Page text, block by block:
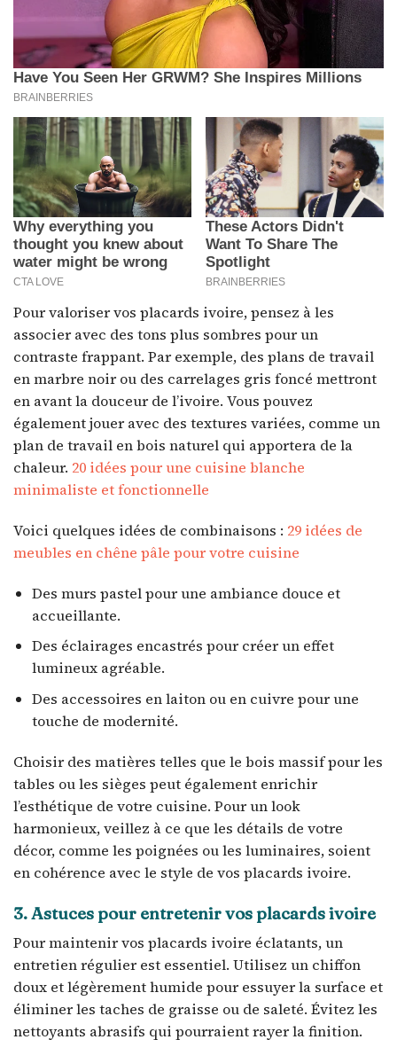
Pour valoriser vos placards ivoire, pensez à les
associer avec des tons plus sombres pour un
contraste frappant. Par exemple, des plans de travail
en marbre noir ou des carrelages gris foncé mettront
en avant la douceur de l’ivoire. Vous pouvez
également jouer avec des textures variées, comme un
plan de travail en bois naturel qui apportera de la
chaleur. 20 idées pour une cuisine blanche
minimaliste et fonctionnelle
Voici quelques idées de combinaisons : 29 idées de
meubles en chêne pâle pour votre cuisine
Des murs pastel pour une ambiance douce et
accueillante.
Des éclairages encastrés pour créer un effet
lumineux agréable.
Des accessoires en laiton ou en cuivre pour une
touche de modernité.
Choisir des matières telles que le bois massif pour les
tables ou les sièges peut également enrichir
l’esthétique de votre cuisine. Pour un look
harmonieux, veillez à ce que les détails de votre
décor, comme les poignées ou les luminaires, soient
en cohérence avec le style de vos placards ivoire.
3. Astuces pour entretenir vos placards ivoire
Pour maintenir vos placards ivoire éclatants, un
entretien régulier est essentiel. Utilisez un chiffon
doux et légèrement humide pour essuyer la surface et
éliminer les taches de graisse ou de saleté. Évitez les
nettoyants abrasifs qui pourraient rayer la finition.